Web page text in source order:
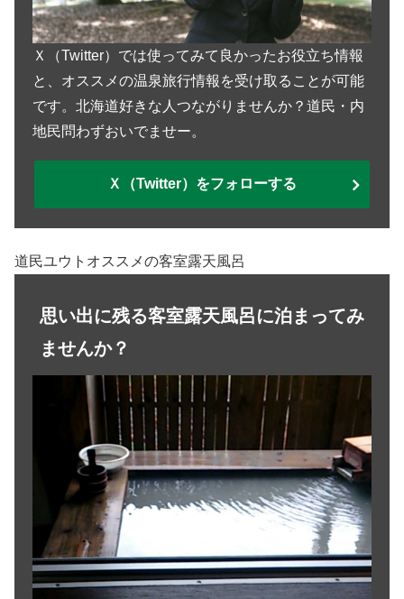
Ｘ（Twitter）では使ってみて良かったお役立ち情報
と、オススメの温泉旅行情報を受け取ることが可能
です。北海道好きな人つながりませんか？道民・内
地民問わずおいでませー。
Ｘ（Twitter）をフォローする
道民ユウトオススメの客室露天風呂
思い出に残る客室露天風呂に泊まってみ
ませんか？